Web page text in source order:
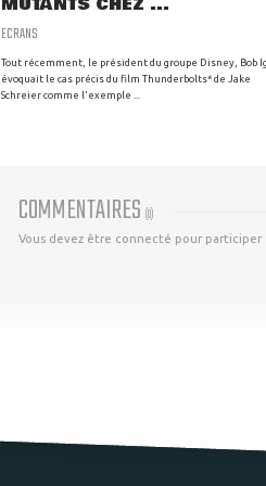
ECRANS
Tout récemment, le président du groupe Disney, Bob
évoquait le cas précis du film Thunderbolts* de Jake
Schreier comme l'exemple ...
COMMENTAIRES (0)
Vous devez être connecté pour participer